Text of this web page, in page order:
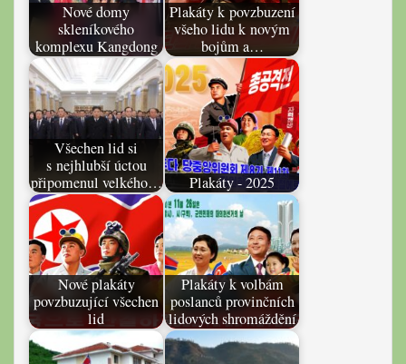
Nové domy
skleníkového
komplexu Kangdong
Plakáty k povzbuzení
všeho lidu k novým
bojům a…
Všechen lid si
s nejhlubší úctou
připomenul velkého…
Plakáty - 2025
Nové plakáty
povzbuzující všechen
lid
Plakáty k volbám
poslanců provinčních
lidových shromáždění